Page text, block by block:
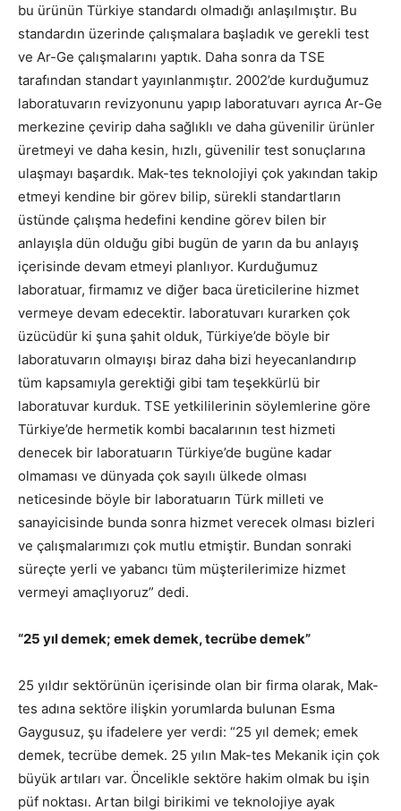
bu ürünün Türkiye standardı olmadığı anlaşılmıştır. Bu
standardın üzerinde çalışmalara başladık ve gerekli test
ve Ar-Ge çalışmalarını yaptık. Daha sonra da TSE
tarafından standart yayınlanmıştır. 2002’de kurduğumuz
laboratuvarın revizyonunu yapıp laboratuvarı ayrıca Ar-Ge
merkezine çevirip daha sağlıklı ve daha güvenilir ürünler
üretmeyi ve daha kesin, hızlı, güvenilir test sonuçlarına
ulaşmayı başardık. Mak-tes teknolojiyi çok yakından takip
etmeyi kendine bir görev bilip, sürekli standartların
üstünde çalışma hedefini kendine görev bilen bir
anlayışla dün olduğu gibi bugün de yarın da bu anlayış
içerisinde devam etmeyi planlıyor. Kurduğumuz
laboratuar, firmamız ve diğer baca üreticilerine hizmet
vermeye devam edecektir. laboratuvarı kurarken çok
üzücüdür ki şuna şahit olduk, Türkiye’de böyle bir
laboratuvarın olmayışı biraz daha bizi heyecanlandırıp
tüm kapsamıyla gerektiği gibi tam teşekkürlü bir
laboratuvar kurduk. TSE yetkililerinin söylemlerine göre
Türkiye’de hermetik kombi bacalarının test hizmeti
denecek bir laboratuarın Türkiye’de bugüne kadar
olmaması ve dünyada çok sayılı ülkede olması
neticesinde böyle bir laboratuarın Türk milleti ve
sanayicisinde bunda sonra hizmet verecek olması bizleri
ve çalışmalarımızı çok mutlu etmiştir. Bundan sonraki
süreçte yerli ve yabancı tüm müşterilerimize hizmet
vermeyi amaçlıyoruz” dedi.
“25 yıl demek; emek demek, tecrübe demek”
25 yıldır sektörünün içerisinde olan bir firma olarak, Mak-
tes adına sektöre ilişkin yorumlarda bulunan Esma
Gaygusuz, şu ifadelere yer verdi: “25 yıl demek; emek
demek, tecrübe demek. 25 yılın Mak-tes Mekanik için çok
büyük artıları var. Öncelikle sektöre hakim olmak bu işin
püf noktası. Artan bilgi birikimi ve teknolojiye ayak